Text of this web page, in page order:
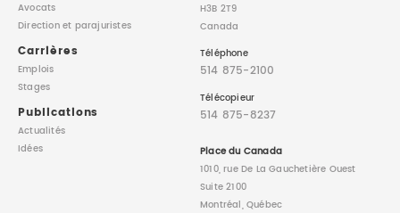
Avocats
Directionet parajuristes
Carrières
Emplois
Stages
Publications
Actualités
Idées
H3B 2T9
Canada
Téléphone
514 875-2100
Télécopieur
514 875-8237
Place du Canada
1010, rue De La Gauchetière Ouest
Suite 2100
Montréal, Québec